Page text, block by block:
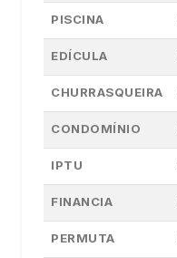
PISCINA
EDÍCULA
CHURRASQUEIRA
CONDOMÍNIO
IPTU
FINANCIA
PERMUTA